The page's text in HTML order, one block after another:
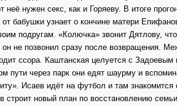
неё нужен секс, как и Горяеву. В итоге
от бабушки узнает о кончине матери
подругам. «Колючка» звонит Дятлову,
он не позвонил сразу после возвращения.
ссора. Каштанская целуется с Задоевым
пути через парк они едят шаурму и
Исаев идёт на футбол и там
строит новый план по восстановлению